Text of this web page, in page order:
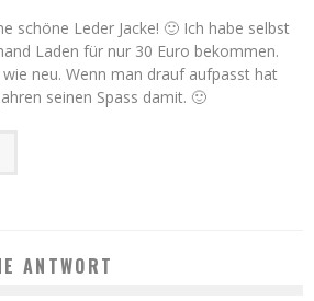
schöne Leder Jacke! 🙂 Ich habe selbst
Laden für nur 30 Euro bekommen.
neu. Wenn man drauf aufpasst hat
seinen Spass damit. 🙂
ANTWORT